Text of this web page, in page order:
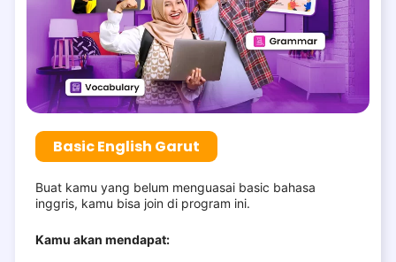
Basic English Garut
Buat kamu yang belum menguasai basic bahasa
inggris, kamu bisa join di program ini.
Kamu akan mendapat: